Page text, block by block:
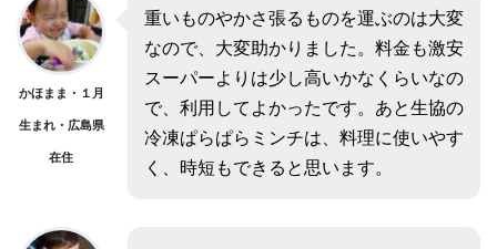
かほまま・１月
生まれ・広島県
在住
重いものやかさ張るものを運ぶのは大変
なので、大変助かりました。料金も激安
スーパーよりは少し高いかなくらいなの
で、利用してよかったです。あと生協の
冷凍ぱらぱらミンチは、料理に使いやす
く、時短もできると思います。